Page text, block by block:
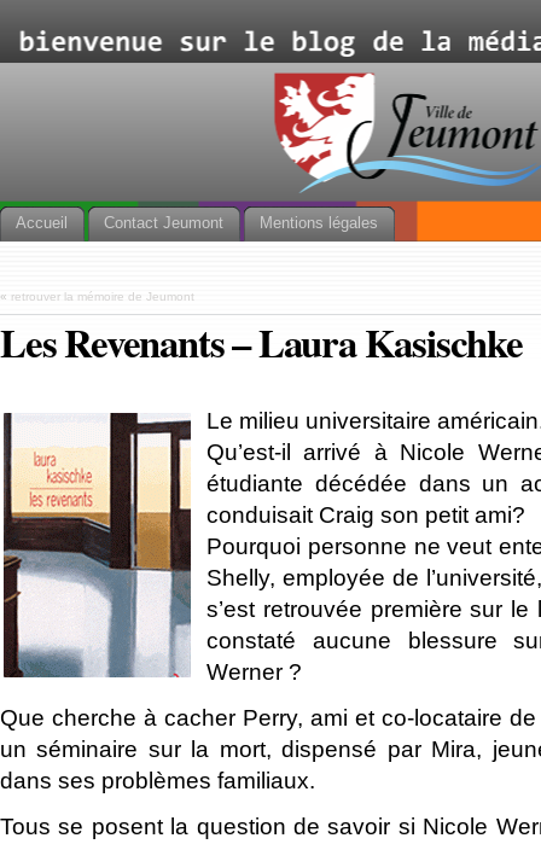
Accueil Contact Jeumont Mentions légales
« retrouver la mémoire de Jeumont
Les Revenants – Laura Kasischke
Le milieu universitaire
Qu’est-il arrivé à Nicole
étudiante décédée dans un
conduisait Craig son petit ami?
Pourquoi personne ne veut
Shelly, employée de
s’est retrouvée première sur le
constaté aucune blessure
Werner ?
Que cherche à cacher Perry, ami et co-locataire
un séminaire sur la mort, dispensé par Mira,
dans ses problèmes familiaux.
Tous se posent la question de savoir si Nicole